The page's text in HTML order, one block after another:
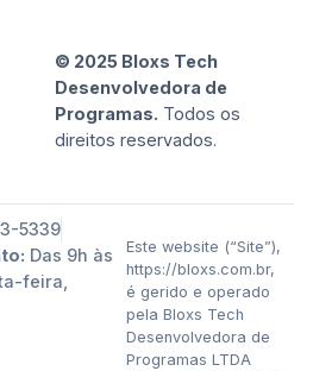
© 2025 Bloxs Tech
Desenvolvedora de
Programas. Todos os
direitos reservados.
5339
Das 9h às
feira,
Este website (“Site”),
https://bloxs.com.br,
é gerido e operado
pela Bloxs Tech
Desenvolvedora de
Programas LTDA